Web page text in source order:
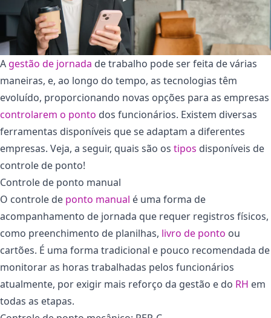
A gestão de jornada de trabalho pode ser feita de várias
maneiras, e, ao longo do tempo, as tecnologias têm
evoluído, proporcionando novas opções para as empresas
controlarem o ponto dos funcionários. Existem diversas
ferramentas disponíveis que se adaptam a diferentes
empresas. Veja, a seguir, quais são os tipos disponíveis de
controle de ponto!
Controle de ponto manual
O controle de ponto manual é uma forma de
acompanhamento de jornada que requer registros físicos,
como preenchimento de planilhas, livro de ponto ou
cartões. É uma forma tradicional e pouco recomendada de
monitorar as horas trabalhadas pelos funcionários
atualmente, por exigir mais reforço da gestão e do RH em
todas as etapas.